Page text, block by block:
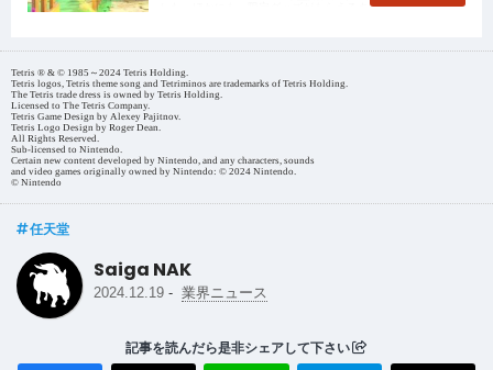
した。ほかにも、限定グッズがもらえるキャンペーンも開催中
Tetris ® & © 1985～2024 Tetris Holding.
Tetris logos, Tetris theme song and Tetriminos are trademarks of Tetris Holding.
The Tetris trade dress is owned by Tetris Holding.
Licensed to The Tetris Company.
Tetris Game Design by Alexey Pajitnov.
Tetris Logo Design by Roger Dean.
All Rights Reserved.
Sub-licensed to Nintendo.
Certain new content developed by Nintendo, and any characters, sounds
and video games originally owned by Nintendo: © 2024 Nintendo.
© Nintendo
任天堂
Saiga NAK
2024.12.19 - 業界ニュース
記事を読んだら是非シェアして下さい